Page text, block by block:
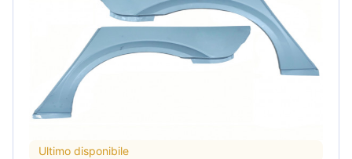
Ultimo disponibile